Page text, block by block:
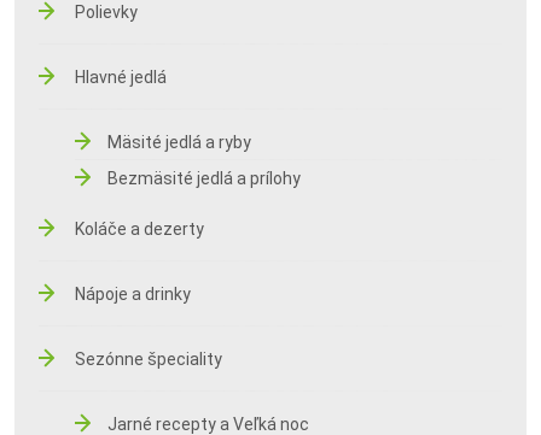
Polievky
Hlavné jedlá
Mäsité jedlá a ryby
Bezmäsité jedlá a prílohy
Koláče a dezerty
Nápoje a drinky
Sezónne špeciality
Jarné recepty a Veľká noc